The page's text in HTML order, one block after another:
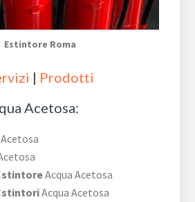
Estintore Roma
| Prodotti
Acetosa:
Acqua Acetosa
Acqua Acetosa